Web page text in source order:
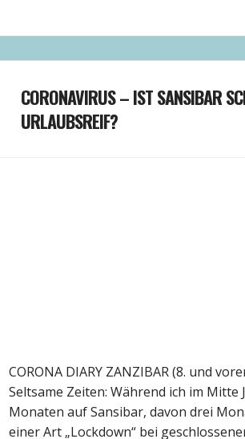
CORONAVIRUS – IST SANSIBAR
URLAUBSREIF?
CORONA DIARY ZANZIBAR (8. und
Seltsame Zeiten: Während ich im Mitte
Monaten auf Sansibar, davon drei
einer Art „Lockdown“ bei